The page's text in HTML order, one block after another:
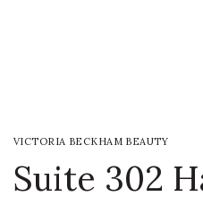
VICTORIA BECKHAM BEAUTY
Suite 302